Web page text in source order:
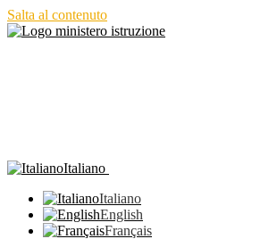
Salta al contenuto
Italiano
Italiano
English
Français